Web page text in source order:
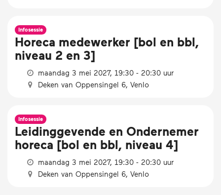
Infosessie
Horeca medewerker [bol en bbl,
niveau 2 en 3]
maandag 3 mei 2027, 19:30 - 20:30 uur
Deken van Oppensingel 6, Venlo
Infosessie
Leidinggevende en Ondernemer
horeca [bol en bbl, niveau 4]
maandag 3 mei 2027, 19:30 - 20:30 uur
Deken van Oppensingel 6, Venlo